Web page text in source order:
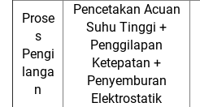
Prose
s
Pengi
langa
n
Pencetakan Acuan
Suhu Tinggi +
Penggilapan
Ketepatan +
Penyemburan
Elektrostatik